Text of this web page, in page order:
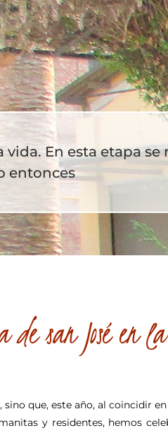
En esta etapa
entonces
san José en
que, este año, al coincidir
y residentes, hemos